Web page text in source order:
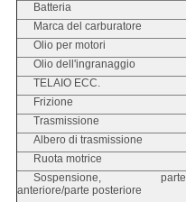
Batteria
Marca del carburatore
Olio per motori
Olio dell'ingranaggio
TELAIO ECC.
Frizione
Trasmissione
Albero di trasmissione
Ruota motrice
Sospensione, parte
anteriore/parte posteriore